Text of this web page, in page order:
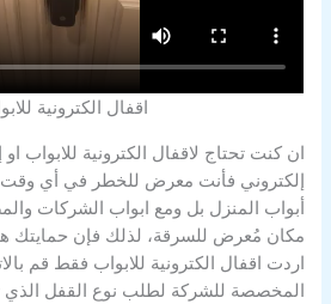
اقفال الكترونية
ان كنت تحتاج لاقفال الكترونية للابواب
إلكتروني فأنت معرض للخطر في أي
أبواب المنزل بل ومع ابواب الشركات
مكان مُعرض للسرقة، لذلك فإن حمايتك
اردت اقفال الكترونية للابواب فقط قم
المخصصة للشركة لطلب نوع القفل